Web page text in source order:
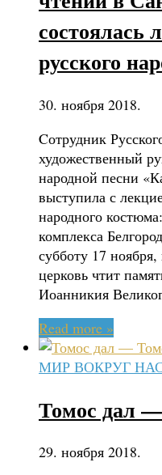
состоялась
русского
30. ноября 2018.
Cотрудник
художественный
народной песни
выступила с
народного
комплекса
субботу 17
церковь чтит
Иоанникия
Read more »
МИР ВОКРУГ
Томос дал
29. ноября 2018.